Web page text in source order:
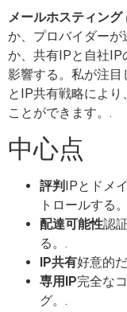
メールホスティング
か、プロバイダーが
か、共有IPと自社IP
影響する。私が注目
とIP共有戦略によ
ことができます。.
中心点
評判 IPとドメ
トロールする
配達可能性認
る。.
IP共有好意的
専用IP完全な
グ。.